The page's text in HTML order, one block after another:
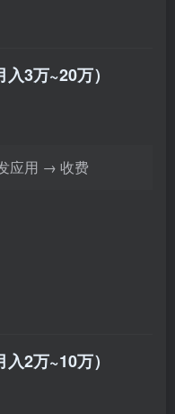
3万~20万）
应用 → 收费
2万~10万）